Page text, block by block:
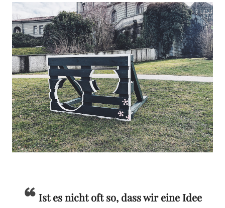
Ist es nicht oft so, dass wir eine Idee